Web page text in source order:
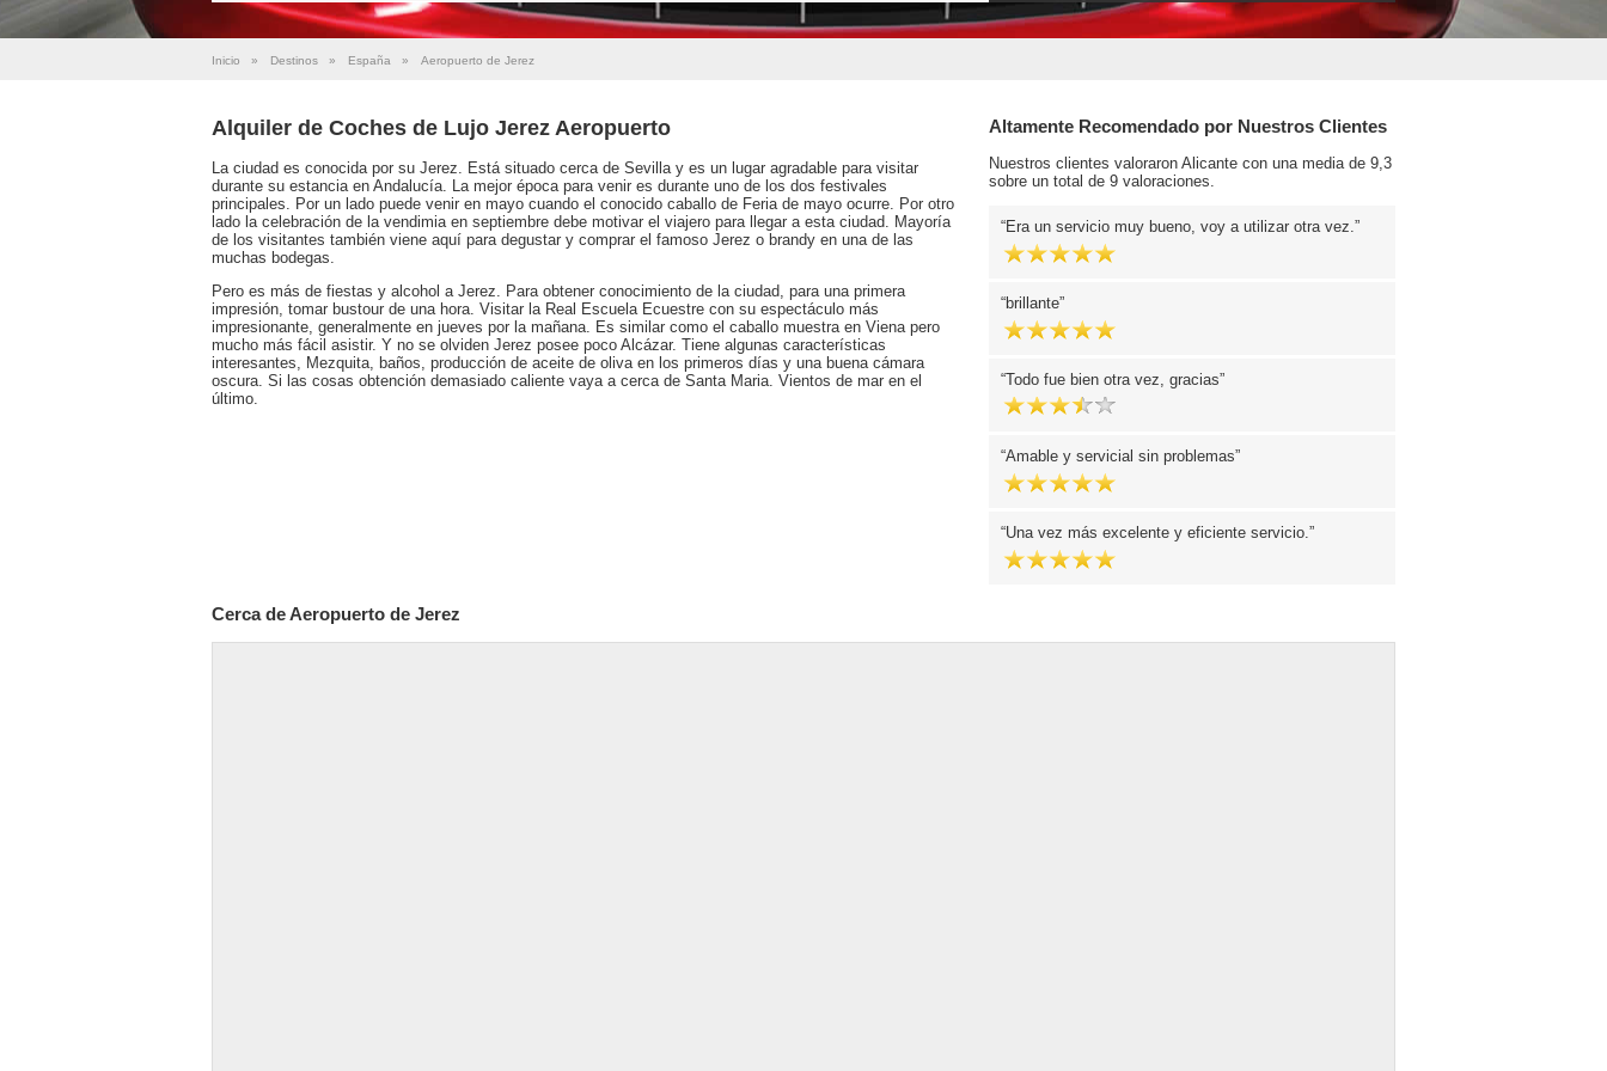
Inicio » Destinos » España » Aeropuerto de Jerez
Alquiler de Coches de Lujo Jerez Aeropuerto
La ciudad es conocida por su Jerez. Está situado cerca de Sevilla y es un lugar agradable para visitar
durante su estancia en Andalucía. La mejor época para venir es durante uno de los dos festivales
principales. Por un lado puede venir en mayo cuando el conocido caballo de Feria de mayo ocurre. Por otro
lado la celebración de la vendimia en septiembre debe motivar el viajero para llegar a esta ciudad. Mayoría
de los visitantes también viene aquí para degustar y comprar el famoso Jerez o brandy en una de las
muchas bodegas.
Pero es más de fiestas y alcohol a Jerez. Para obtener conocimiento de la ciudad, para una primera
impresión, tomar bustour de una hora. Visitar la Real Escuela Ecuestre con su espectáculo más
impresionante, generalmente en jueves por la mañana. Es similar como el caballo muestra en Viena pero
mucho más fácil asistir. Y no se olviden Jerez posee poco Alcázar. Tiene algunas características
interesantes, Mezquita, baños, producción de aceite de oliva en los primeros días y una buena cámara
oscura. Si las cosas obtención demasiado caliente vaya a cerca de Santa Maria. Vientos de mar en el
último.
Altamente Recomendado por Nuestros Clientes
Nuestros clientes valoraron Alicante con una media de 9,3
sobre un total de 9 valoraciones.
Era un servicio muy bueno, voy a utilizar otra vez.
brillante
Todo fue bien otra vez, gracias
Amable y servicial sin problemas
Una vez más excelente y eficiente servicio.
Cerca de Aeropuerto de Jerez